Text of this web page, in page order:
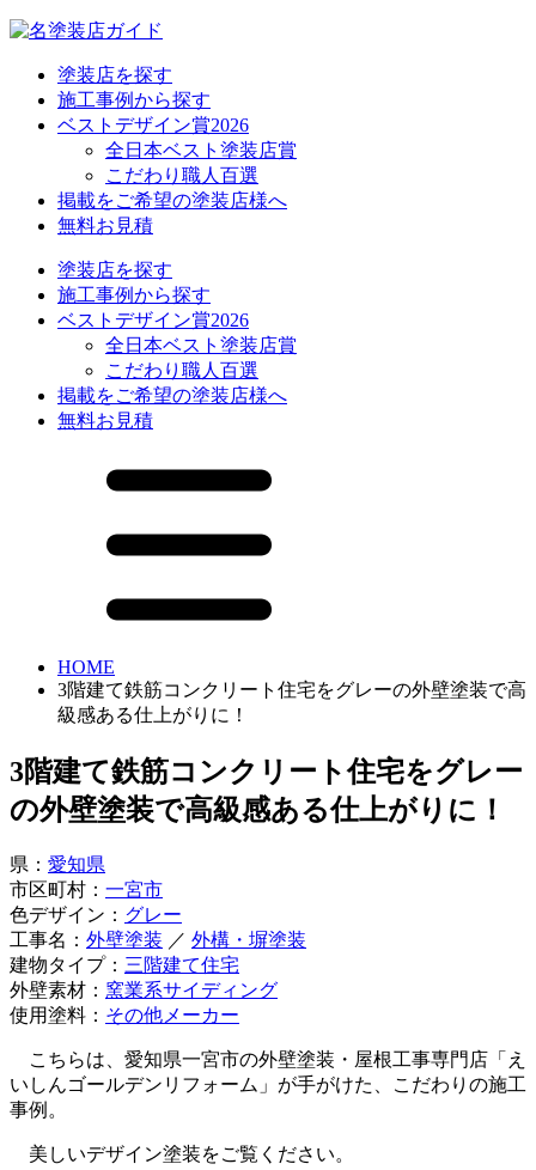
塗装店を探す
施工事例から探す
ベストデザイン賞2026
全日本ベスト塗装店賞
こだわり職人百選
掲載をご希望の塗装店様へ
無料お見積
塗装店を探す
施工事例から探す
ベストデザイン賞2026
全日本ベスト塗装店賞
こだわり職人百選
掲載をご希望の塗装店様へ
無料お見積
HOME
3階建て鉄筋コンクリート住宅をグレーの外壁塗装で高
級感ある仕上がりに！
3階建て鉄筋コンクリート住宅をグレー
の外壁塗装で高級感ある仕上がりに！
県： 愛知県
市区町村： 一宮市
色デザイン： グレー
工事名： 外壁塗装 ／ 外構・塀塗装
建物タイプ： 三階建て住宅
外壁素材： 窯業系サイディング
使用塗料： その他メーカー
こちらは、愛知県一宮市の外壁塗装・屋根工事専門店「え
いしんゴールデンリフォーム」が手がけた、こだわりの施工
事例。
美しいデザイン塗装をご覧ください。